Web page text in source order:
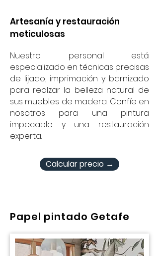
Artesanía y restauración
meticulosas
Nuestro personal está
especializado en técnicas precisas
de lijado, imprimación y barnizado
para realzar la belleza natural de
sus muebles de madera. Confíe en
nosotros para una pintura
impecable y una restauración
experta.
Calcular precio →
Papel pintado Getafe